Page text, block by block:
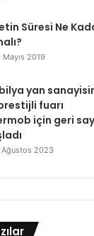
Süresi Ne
Mayıs 2019
yan
fuarı
için geri
Ağustos 2023